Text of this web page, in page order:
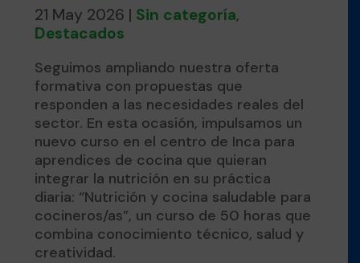
21 May 2026 | Sin categoría,
Destacados
Seguimos ampliando nuestra oferta
formativa con propuestas que
responden a las necesidades reales del
sector. En esta ocasión, impulsamos un
nuevo curso en el centro de Inca para
aprendices de cocina que quieran
integrar la nutrición en su práctica
diaria: “Nutrición y cocina saludable para
cocineros/as”, un curso de 50 horas que
combina conocimiento técnico, salud y
creatividad.